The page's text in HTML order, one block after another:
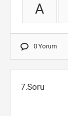
A
0 Yorum
7.Soru